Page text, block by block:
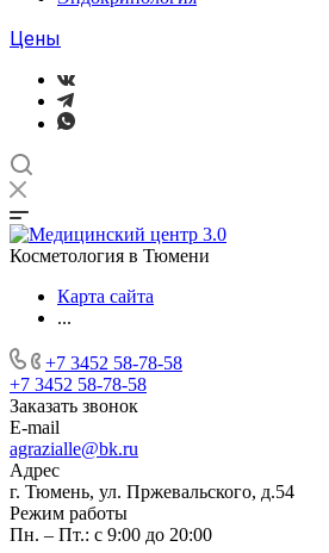
Цены
Косметология в Тюмени
Карта сайта
...
+7 3452 58-78-58
+7 3452 58-78-58
Заказать звонок
E-mail
agrazialle@bk.ru
Адрес
г. Тюмень, ул. Пржевальского, д.54
Режим работы
Пн. – Пт.: с 9:00 до 20:00